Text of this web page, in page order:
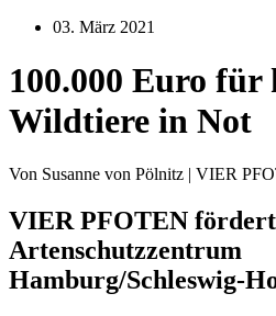
03. März 2021
100.000 Euro für
Wildtiere in Not
Von Susanne von Pölnitz | VIER
VIER PFOTEN
Artenschutzzentrum
Hamburg/Schleswig-